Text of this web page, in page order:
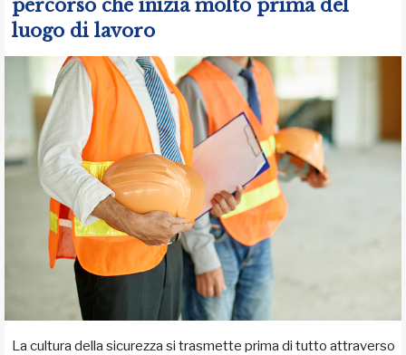
percorso che inizia molto prima del
luogo di lavoro
La cultura della sicurezza si trasmette prima di tutto attraverso